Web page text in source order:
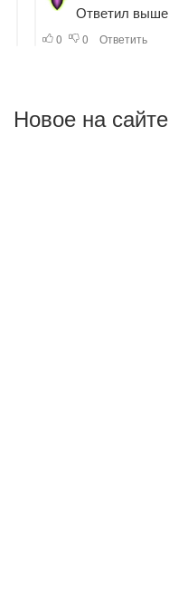
Новое на сайте